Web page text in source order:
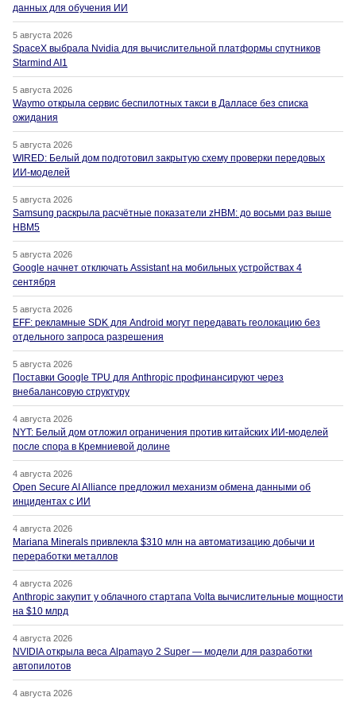
данных для обучения ИИ
5 августа 2026
SpaceX выбрала Nvidia для вычислительной платформы спутников
Starmind AI1
5 августа 2026
Waymo открыла сервис беспилотных такси в Далласе без списка
ожидания
5 августа 2026
WIRED: Белый дом подготовил закрытую схему проверки передовых
ИИ-моделей
5 августа 2026
Samsung раскрыла расчётные показатели zHBM: до восьми раз выше
HBM5
5 августа 2026
Google начнет отключать Assistant на мобильных устройствах 4
сентября
5 августа 2026
EFF: рекламные SDK для Android могут передавать геолокацию без
отдельного запроса разрешения
5 августа 2026
Поставки Google TPU для Anthropic профинансируют через
внебалансовую структуру
4 августа 2026
NYT: Белый дом отложил ограничения против китайских ИИ-моделей
после спора в Кремниевой долине
4 августа 2026
Open Secure AI Alliance предложил механизм обмена данными об
инцидентах с ИИ
4 августа 2026
Mariana Minerals привлекла $310 млн на автоматизацию добычи и
переработки металлов
4 августа 2026
Anthropic закупит у облачного стартапа Volta вычислительные мощности
на $10 млрд
4 августа 2026
NVIDIA открыла веса Alpamayo 2 Super — модели для разработки
автопилотов
4 августа 2026